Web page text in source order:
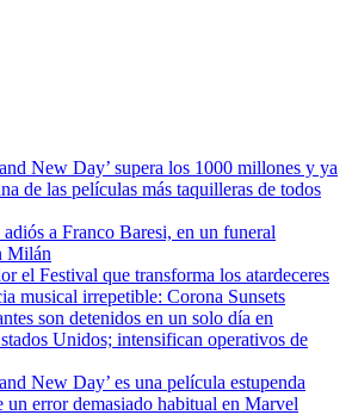
New Day’ supera los 1000 millones y ya
de las películas más taquilleras de todos
a Franco Baresi, en un funeral
Milán
el Festival que transforma los atardeceres
musical irrepetible: Corona Sunsets
son detenidos en un solo día en
Unidos; intensifican operativos de
New Day’ es una película estupenda
un error demasiado habitual en Marvel